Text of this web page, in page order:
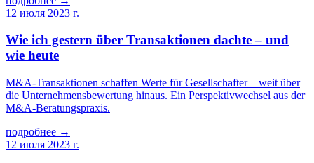
12 июля 2023 г.
Wie ich gestern über Transaktionen dachte – und
wie heute
M&A-Transaktionen schaffen Werte für Gesellschafter – weit über
die Unternehmensbewertung hinaus. Ein Perspektivwechsel aus der
M&A-Beratungspraxis.
подробнее →
12 июля 2023 г.